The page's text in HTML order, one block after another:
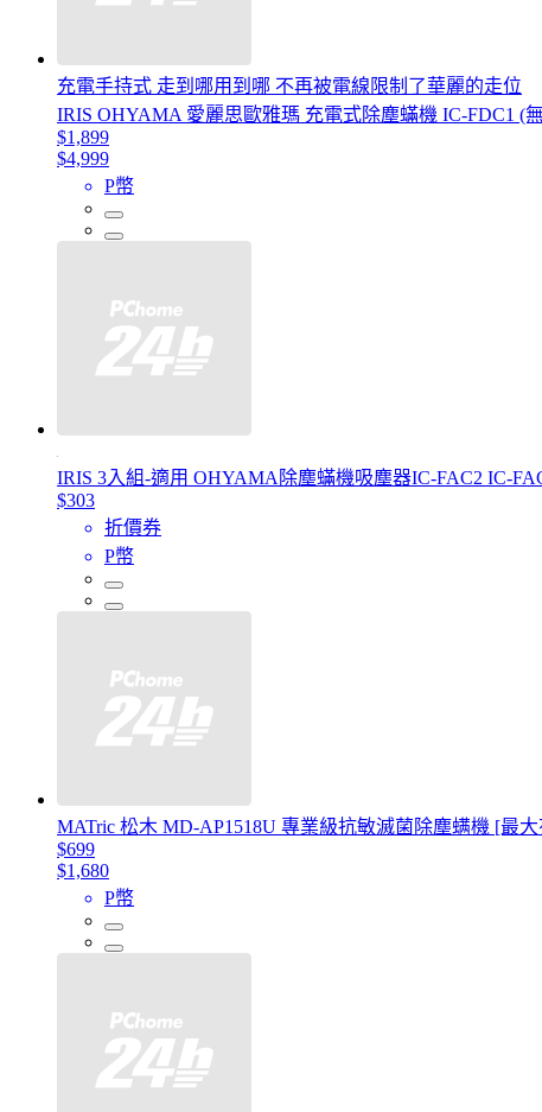
充電手持式 走到哪用到哪 不再被電線限制了華麗的走位
IRIS OHYAMA 愛麗思歐雅瑪 充電式除塵蟎機 IC-FDC1 (
$1,899
$4,999
P幣
IRIS 3入組-適用 OHYAMA除塵蟎機吸塵器IC-FAC2 IC-
$303
折價券
P幣
MATric 松木 MD-AP1518U 專業級抗敏滅菌除塵螨機 [最
$699
$1,680
P幣